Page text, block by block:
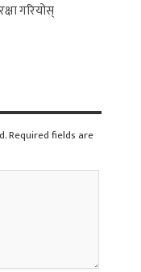
गरियोस्
Required fields are